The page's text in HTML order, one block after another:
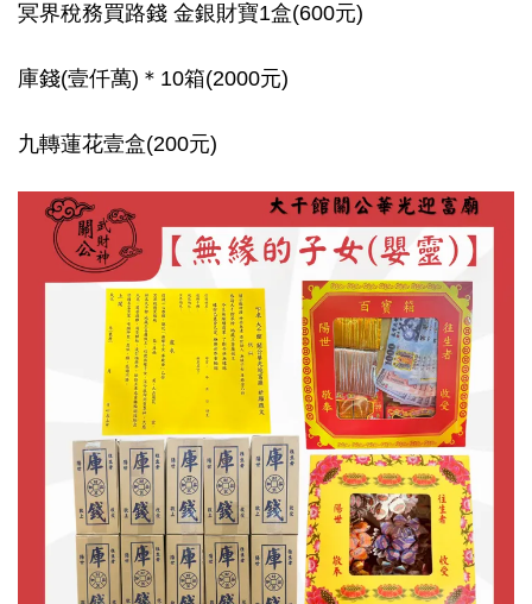
冥界稅務買路錢 金銀財寶1盒(600元)
庫錢(壹仟萬)＊10箱(2000元)
九轉蓮花壹盒(200元)